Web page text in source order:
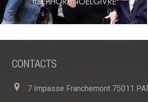
CONTACTS
7 Impasse Franchemont 75011